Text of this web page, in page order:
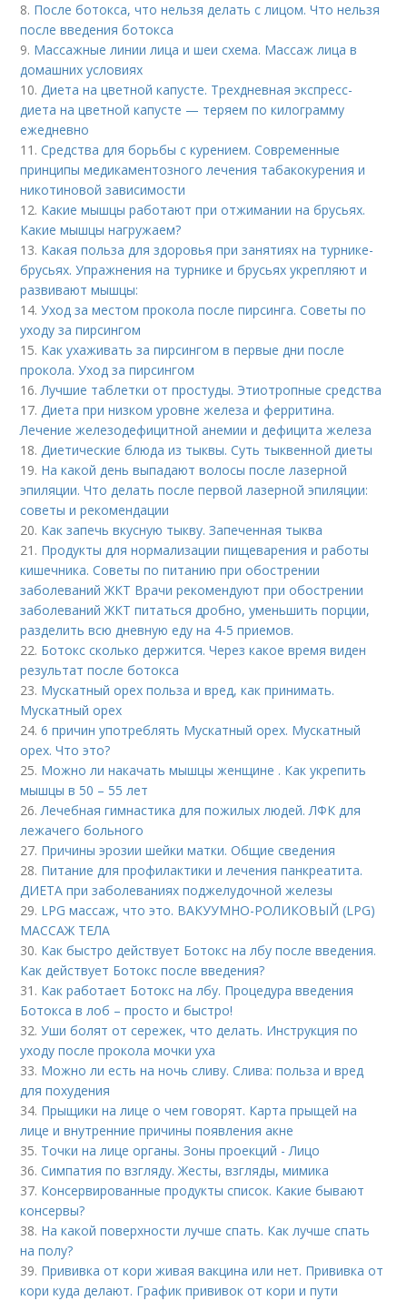
8. После ботокса, что нельзя делать с лицом. Что нельзя
после введения ботокса
9. Массажные линии лица и шеи схема. Массаж лица в
домашних условиях
10.Диета на цветной капусте. Трехдневная экспресс-
диета на цветной капусте — теряем по килограмму
ежедневно
11.Средства для борьбы с курением. Современные
принципы медикаментозного лечения табакокурения и
никотиновой зависимости
12. Какие мышцы работают при отжимании на брусьях.
Какие мышцы нагружаем?
13. Какая польза для здоровья при занятиях на турнике-
брусьях. Упражнения на турнике и брусьях укрепляют и
развивают мышцы:
14.Уход за местом прокола после пирсинга. Советы по
уходу за пирсингом
15. Как ухаживать за пирсингом в первые дни после
прокола. Уход за пирсингом
16.Лучшие таблетки от простуды. Этиотропные средства
17.Диета при низком уровне железа и ферритина.
Лечение железодефицитной анемии и дефицита железа
18.Диетические блюда из тыквы. Суть тыквенной диеты
19. На какой день выпадают волосы после лазерной
эпиляции. Что делать после первой лазерной эпиляции:
советы и рекомендации
20. Как запечь вкусную тыкву. Запеченная тыква
21. Продукты для нормализации пищеварения и работы
кишечника. Советы по питанию при обострении
заболеваний ЖКТ Врачи рекомендуют при обострении
заболеваний ЖКТ питаться дробно, уменьшить порции,
разделить всю дневную еду на 4-5 приемов.
22. Ботокс сколько держится. Через какое время виден
результат после ботокса
23. Мускатный орех польза и вред, как принимать.
Мускатный орех
24.6 причин употреблять Мускатный орех. Мускатный
орех. Что это?
25. Можно ли накачать мышцы женщине . Как укрепить
мышцы в 50 – 55 лет
26.Лечебная гимнастика для пожилых людей. ЛФК для
лежачего больного
27. Причины эрозии шейки матки. Общие сведения
28. Питание для профилактики и лечения панкреатита.
ДИЕТА при заболеваниях поджелудочной железы
29. LPG массаж, что это. ВАКУУМНО-РОЛИКОВЫЙ (LPG)
МАССАЖ ТЕЛА
30. Как быстро действует Ботокс на лбу после введения.
Как действует Ботокс после введения?
31. Как работает Ботокс на лбу. Процедура введения
Ботокса в лоб – просто и быстро!
32.Уши болят от сережек, что делать. Инструкция по
уходу после прокола мочки уха
33. Можно ли есть на ночь сливу. Слива: польза и вред
для похудения
34. Прыщики на лице о чем говорят. Карта прыщей на
лице и внутренние причины появления акне
35. Точки на лице органы. Зоны проекций - Лицо
36.Симпатия по взгляду. Жесты, взгляды, мимика
37. Консервированные продукты список. Какие бывают
консервы?
38. На какой поверхности лучше спать. Как лучше спать
на полу?
39. Прививка от кори живая вакцина или нет. Прививка от
кори куда делают. График прививок от кори и пути